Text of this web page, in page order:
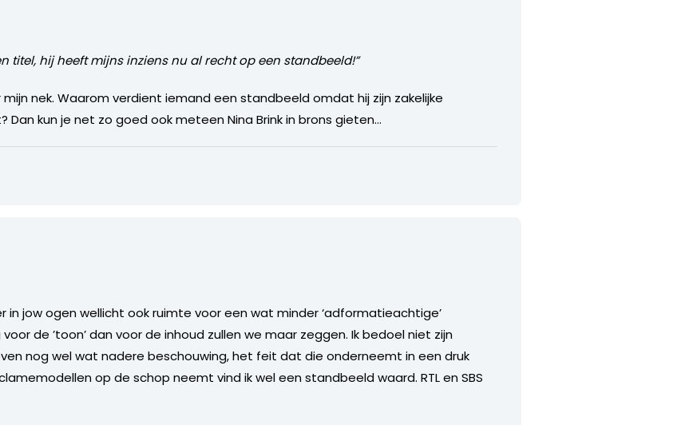
titel, hij heeft mijns inziens nu al recht op een standbeeld!”
mijn nek. Waarom verdient iemand een standbeeld omdat hij zijn zakelijke
kun je net zo goed ook meteen Nina Brink in brons gieten…
in jow ogen wellicht ook ruimte voor een wat minder ‘adformatieachtige’
de ’toon’ dan voor de inhoud zullen we maar zeggen. Ik bedoel niet zijn
nog wel wat nadere beschouwing, het feit dat die onderneemt in een druk
op de schop neemt vind ik wel een standbeeld waard. RTL en SBS